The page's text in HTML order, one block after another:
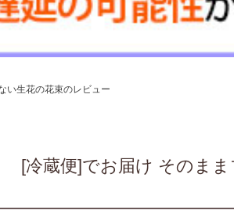
い生花の花束のレビュー
[冷蔵便]でお届け そのま